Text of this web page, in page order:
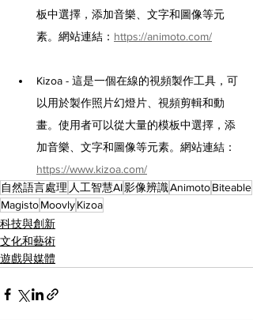
板中選擇，添加音樂、文字和圖像等元
素。網站連結： https://animoto.com/
Kizoa - 這是一個在線的視頻製作工具，可
以用於製作照片幻燈片、視頻剪輯和動
畫。使用者可以從大量的模板中選擇，添
加音樂、文字和圖像等元素。網站連結：
https://www.kizoa.com/
自然語言處理 人工智慧AI影像辨識AnimotoBiteable
MagistoMoovlyKizoa
科技與創新
文化和藝術
遊戲與媒體